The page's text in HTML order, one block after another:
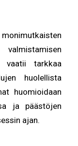
vaatii tarkkaa
huolellista
huomioidaan
ja päästöjen
ajan.